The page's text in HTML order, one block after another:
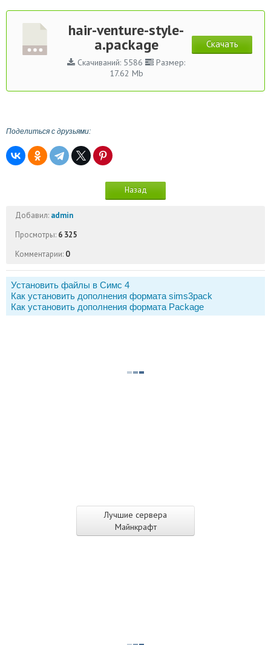
Лучшие сервера
Майнкрафт
hair-venture-style-
a.package
Скачиваний: 5586
Размер:
17.62 Mb
Скачать
Поделиться с друзьями:
Назад
Добавил: admin
Просмотры: 6 325
Комментарии: 0
Установить файлы в Симс 4
Как установить дополнения формата sims3pack
Как установить дополнения формата Package